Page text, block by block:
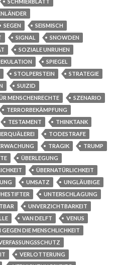
SEGEN
SEISMISCH
SIGNAL
SNOWDEN
SOZIALE UNRUHEN
SPIEGEL
STOLPERSTEIN
STRATEGIE
SUIZID
MENSCHENRECHTE
SZENARIO
TERRORBEKÄMPFUNG
TESTAMENT
THINKTANK
TODESTRAFE
TRAGIK
TRUMP
ÜBERLEGUNG
ÜBERNATÜRLICHKEIT
UMSATZ
UNGLÄUBIGE
UNTERSCHLAGUNG
UNVERZICHTBARKEIT
VAN DELFT
VENUS
GEGEN DIE MENSCHLICHKEIT
VERLOTTERUNG